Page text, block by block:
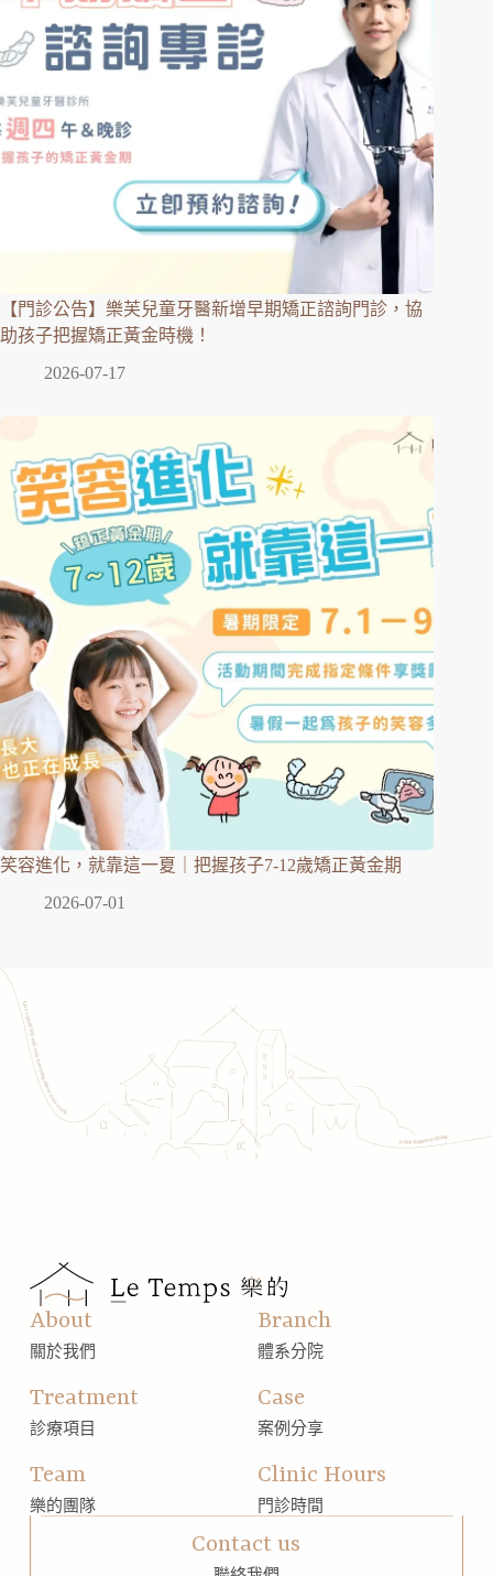
【門診公告】樂芙兒童牙醫新增早期矯正諮詢門診，協
助孩子把握矯正黃金時機！
2026-07-17
笑容進化，就靠這一夏｜把握孩子7-12歲矯正黃金期
2026-07-01
About
關於我們
Branch
體系分院
Treatment
診療項目
Case
案例分享
Team
樂的團隊
Clinic Hours
門診時間
Contact us